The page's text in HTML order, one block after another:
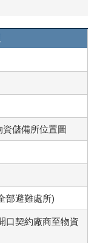
儲備所位置圖
部避難處所)
口契約廠商至物資